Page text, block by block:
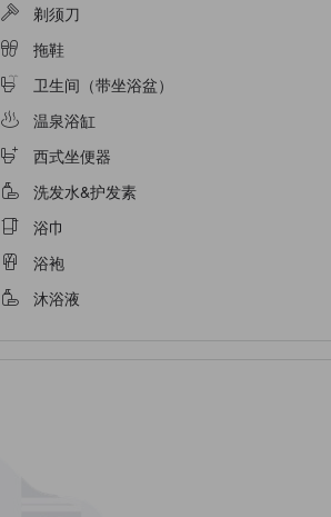
剃须刀
拖鞋
卫生间（带坐浴盆）
温泉浴缸
西式坐便器
洗发水&护发素
浴巾
浴袍
沐浴液